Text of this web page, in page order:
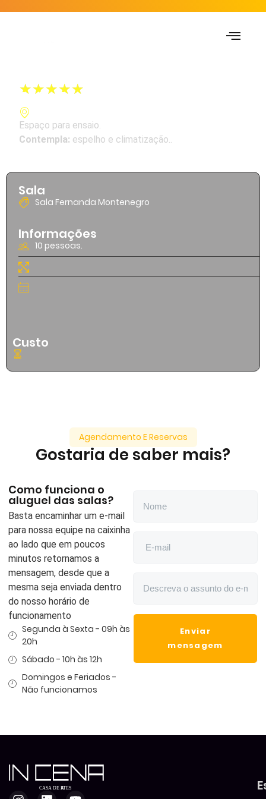
★★★★★
Sala Fernanda Montenegro
Espaço para ensaio.
Contempla: espelho e climatização..
Sala
Sala Fernanda Montenegro
Informações
10 pessoas.
Custo
Agendamento E Reservas
Gostaria de saber mais?
Como funciona o
aluguel das salas?
Basta encaminhar um e-mail
para nossa equipe na caixinha
ao lado que em poucos
minutos retornamos a
mensagem, desde que a
mesma seja enviada dentro
do nosso horário de
funcionamento
Segunda à Sexta - 09h às
20h
Sábado - 10h às 12h
Domingos e Feriados -
Não funcionamos
Enviar
mensagem